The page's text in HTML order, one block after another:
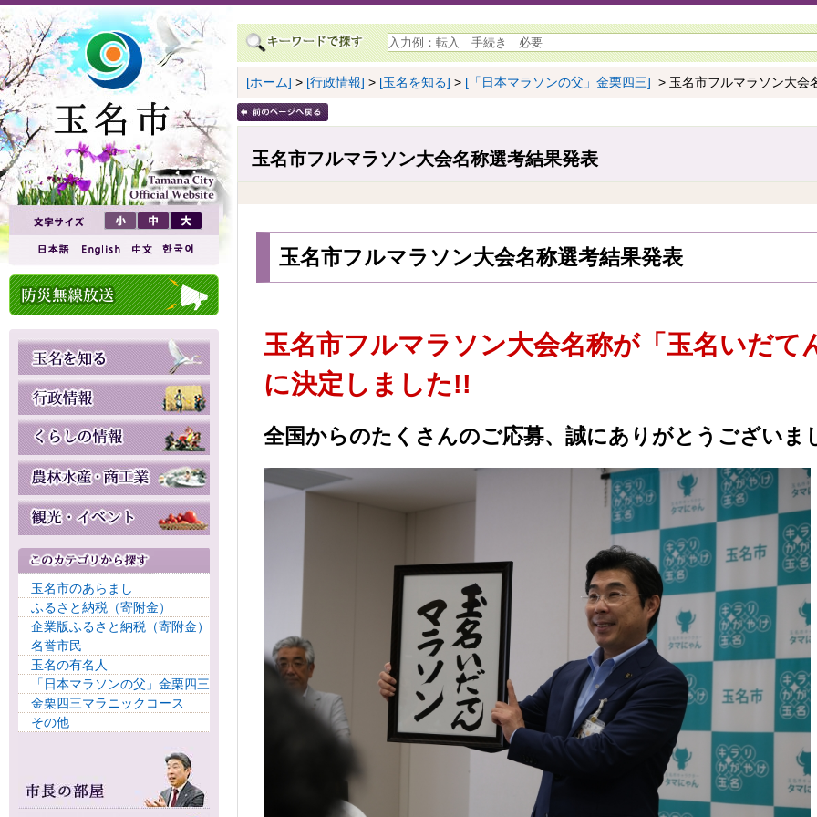
玉名市のあらまし
ふるさと納税（寄附金）
企業版ふるさと納税（寄附金）
名誉市民
玉名の有名人
「日本マラソンの父」金栗四三
金栗四三マラニックコース
その他
[ホーム] > [行政情報] > [玉名を知る] > [「日本マラソンの父」金栗四三] > 玉名市フルマラソン大会
玉名市フルマラソン大会名称選考結果発表
玉名市フルマラソン大会名称選考結果発表
玉名市フルマラソン大会名称が「玉名いだて
に決定しました!!
全国からのたくさんのご応募、誠にありがとうございま